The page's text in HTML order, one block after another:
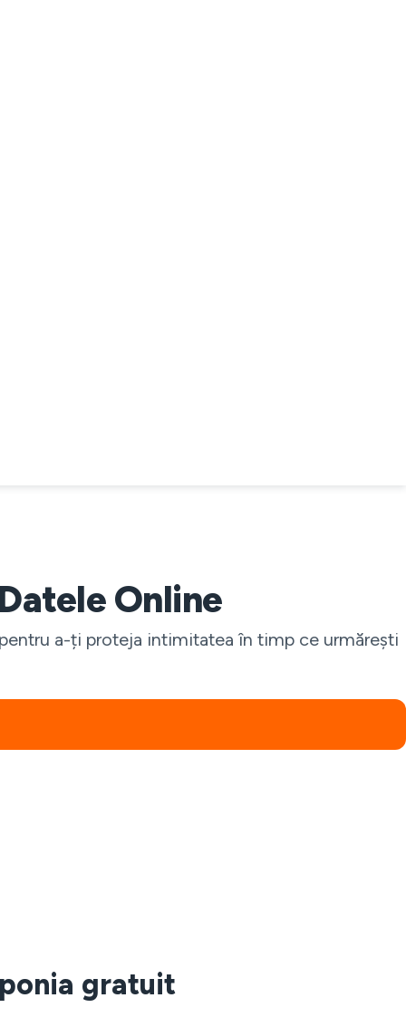
Online
a-ți proteja intimitatea în timp ce urmărești
gratuit